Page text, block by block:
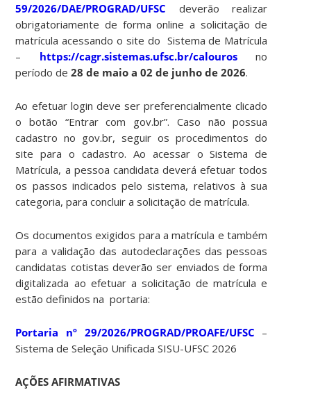
59/2026/DAE/PROGRAD/UFSC deverão realizar
obrigatoriamente de forma online a solicitação de
matrícula acessando o site do Sistema de Matrícula
– https://cagr.sistemas.ufsc.br/calourosno
período de28 de maio a 02 de junho de 2026.
Ao efetuar login deve ser preferencialmente clicado
o botão “Entrar com gov.br”. Caso não possua
cadastro no gov.br, seguir os procedimentos do
site para o cadastro. Ao acessar o Sistema de
Matrícula, a pessoa candidata deverá efetuar todos
os passos indicados pelo sistema, relativos à sua
categoria, para concluir a solicitação de matrícula.
Os documentos exigidos para a matrícula e também
para a validação das autodeclarações das pessoas
candidatas cotistas deverão ser enviados de forma
digitalizada ao efetuar a solicitação de matrícula e
estão definidos na portaria:
Portaria nº 29/2026/PROGRAD/PROAFE/UFSC –
Sistema de Seleção Unificada SISU-UFSC 2026
AÇÕES AFIRMATIVAS